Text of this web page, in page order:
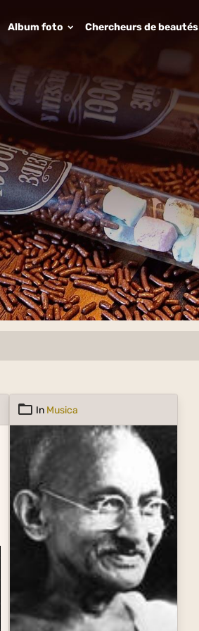
Album foto Chercheurs de beautés
In Musica